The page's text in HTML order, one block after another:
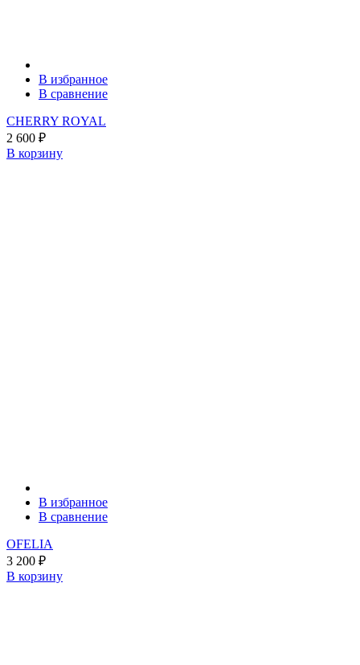
В избранное
В сравнение
CHERRY ROYAL
2 600 ₽
В корзину
В избранное
В сравнение
OFELIA
3 200 ₽
В корзину